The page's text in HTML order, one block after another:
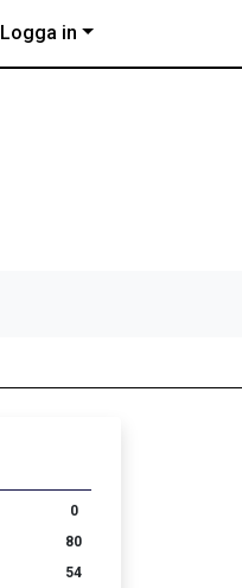
Logga in
0
80
54